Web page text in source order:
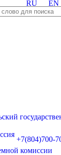
+7(804)700-
комиссии